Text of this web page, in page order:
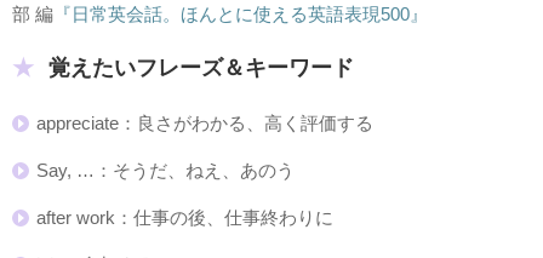
部 編 『日常英会話。ほんとに使える英語表現500』
覚えたいフレーズ＆キーワード
appreciate：良さがわかる、高く評価する
Say, …：そうだ、ねえ、あのう
after work：仕事の後、仕事終わりに